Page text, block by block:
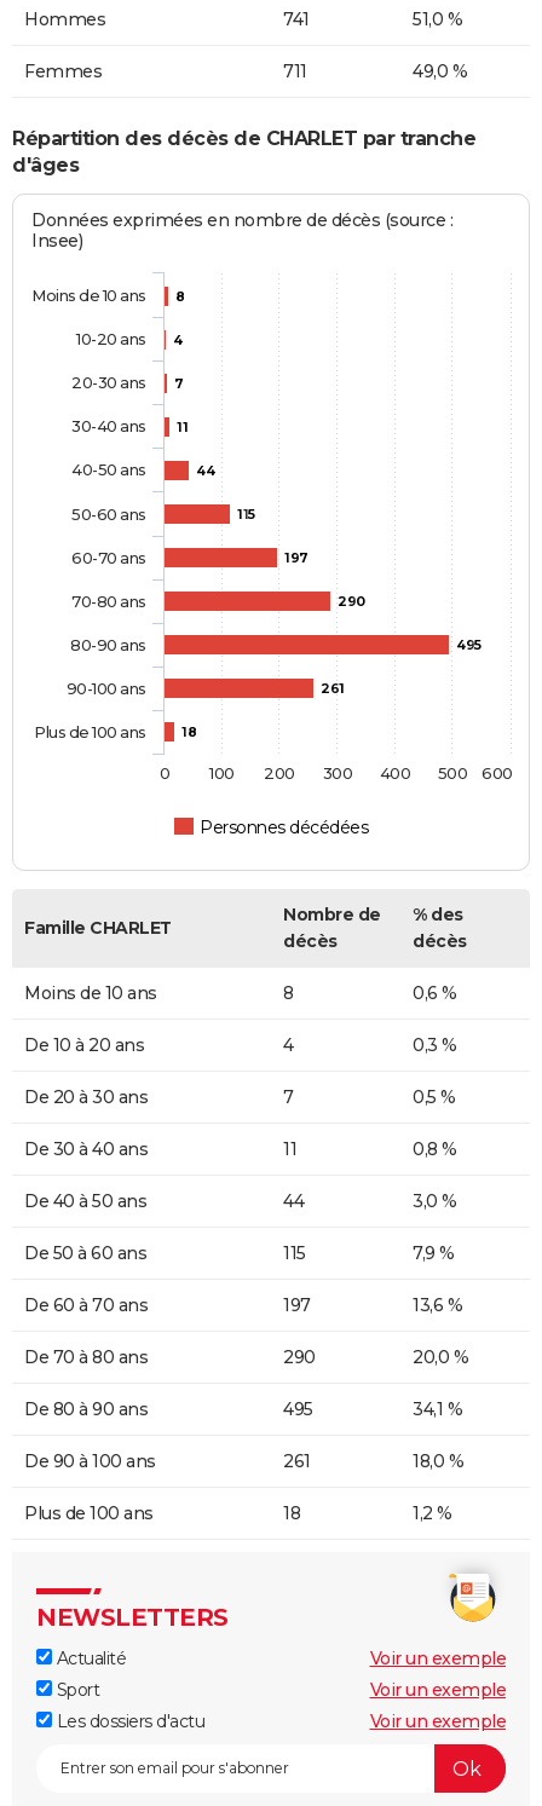
Hommes 741 51,0 %
Femmes 711 49,0 %
Répartition des décès de CHARLET par tranche
d'âges
Données exprimées en nombre de décès (source :
Insee)
8
4
7
11
44
115
197
290
495
261
18
Personnes décédées
Moins de 10 ans
10-20 ans
20-30 ans
30-40 ans
40-50 ans
50-60 ans
60-70 ans
70-80 ans
80-90 ans
90-100 ans
Plus de 100 ans
0 100 200 300 400 500 600
Famille CHARLET
Nombre de
décès
% des
décès
Moins de 10 ans 8 0,6 %
De 10 à 20 ans 4 0,3 %
De 20 à 30 ans 7 0,5 %
De 30 à 40 ans 11 0,8 %
De 40 à 50 ans 44 3,0 %
De 50 à 60 ans 115 7,9 %
De 60 à 70 ans 197 13,6 %
De 70 à 80 ans 290 20,0 %
De 80 à 90 ans 495 34,1 %
De 90 à 100 ans 261 18,0 %
Plus de 100 ans 18 1,2 %
NEWSLETTERS
Actualité
Voir un exemple
Sport
Voir un exemple
Les dossiers d'actu
Voir un exemple